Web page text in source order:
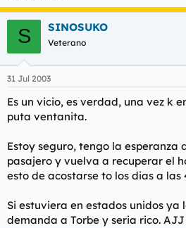
S SINOSUKO
Veterano
31 Jul 2003
Es un vicio, es verdad, una vez k
puta ventanita.
Estoy seguro, tengo la esperanza
pasajero y vuelva a recuperar el
esto de acostarse to los dias a las
Si estuviera en estados unidos ya
demanda a Torbe y seria rico. AJJ